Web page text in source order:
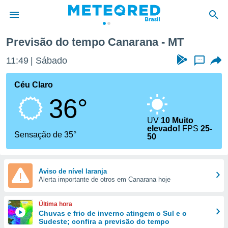
da
fornecidas
a este
das
e
forma
digital
Previsão do tempo Canarana - MT
11:49 Sábado ...
Céu Claro
36°
Sensação de 35°
UV 10 Muito
elevado! FPS25-
50
Aviso de nível laranja
Alerta importante de otros em Canarana hoje
Última hora
Chuvas e frio de inverno atingem o Sul e o
Sudeste; confira a previsão do tempo